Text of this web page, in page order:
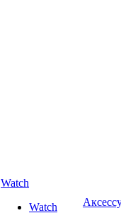
Watch
Watch